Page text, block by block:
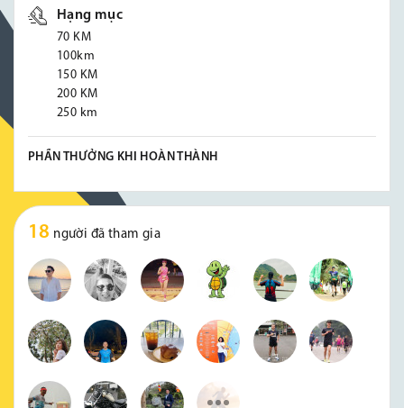
Hạng mục
70 KM
100km
150 KM
200 KM
250 km
PHẦN THƯỞNG KHI HOÀN THÀNH
18 người đã tham gia